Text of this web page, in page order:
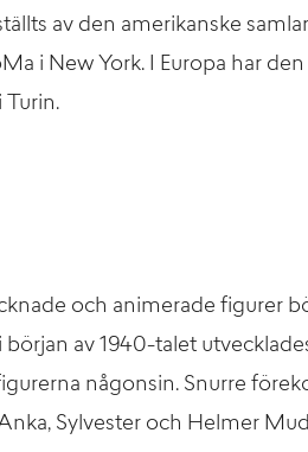
av den amerikanske
i New York. I Europa har
Turin.
och animerade figurer
av 1940-talet
någonsin. Snurre
Sylvester och Helmer